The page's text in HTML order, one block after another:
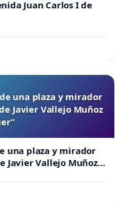
Juan Carlos I de
una plaza y mirador
Javier Vallejo Muñoz
una plaza y mirador
Javier Vallejo Muñoz